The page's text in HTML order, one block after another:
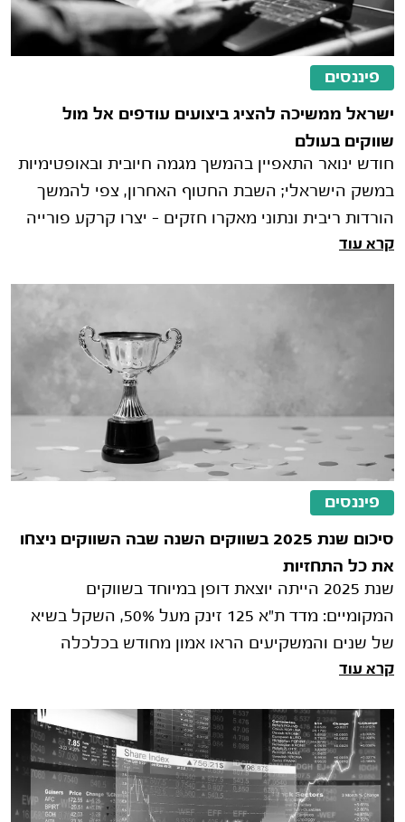
פיננסים
ישראל ממשיכה להציג ביצועים עודפים אל מול
שווקים בעולם
חודש ינואר התאפיין בהמשך מגמה חיובית ובאופטימיות
במשק הישראלי; השבת החטוף האחרון, צפי להמשך
הורדות ריבית ונתוני מאקרו חזקים - יצרו קרקע פורייה
לעליות חדות בשוק המקו�
קרא עוד
פיננסים
סיכום שנת 2025 בשווקים השנה שבה השווקים ניצחו
את כל התחזיות
שנת 2025 הייתה יוצאת דופן במיוחד בשווקים
המקומיים: מדד ת"א 125 זינק מעל 50%, השקל בשיא
של שנים והמשקיעים הראו אמון מחודש בכלכלה
המקומית. בזירה הגלובלית, הכלכלה האמריקאית ה�
קרא עוד